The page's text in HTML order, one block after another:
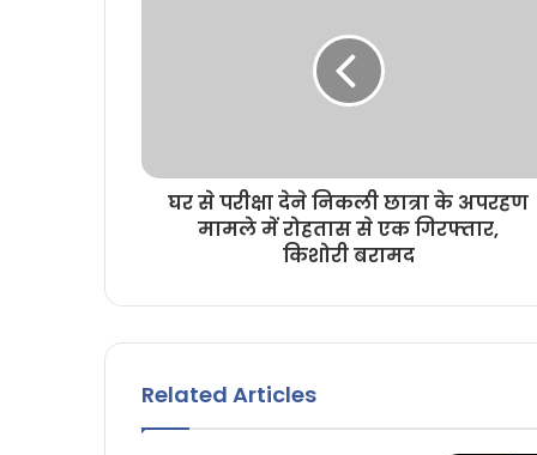
घर से परीक्षा देने निकली छात्रा के अपरहण
मामले में रोहतास से एक गिरफ्तार,
किशोरी बरामद
Related Articles